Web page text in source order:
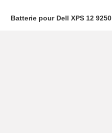
Batterie pour Dell XPS 12 9250